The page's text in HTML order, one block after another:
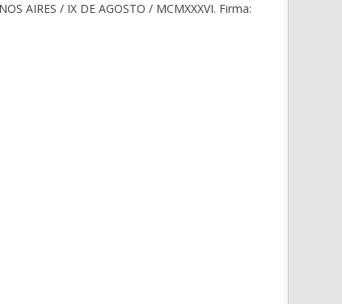
AIRES / IX DE AGOSTO / MCMXXXVI. Firma: